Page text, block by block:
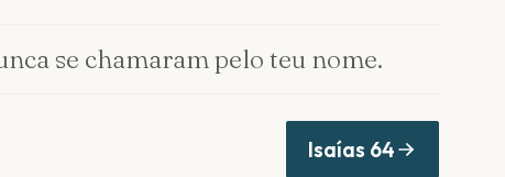
se chamaram pelo teu nome.
Isaías 64